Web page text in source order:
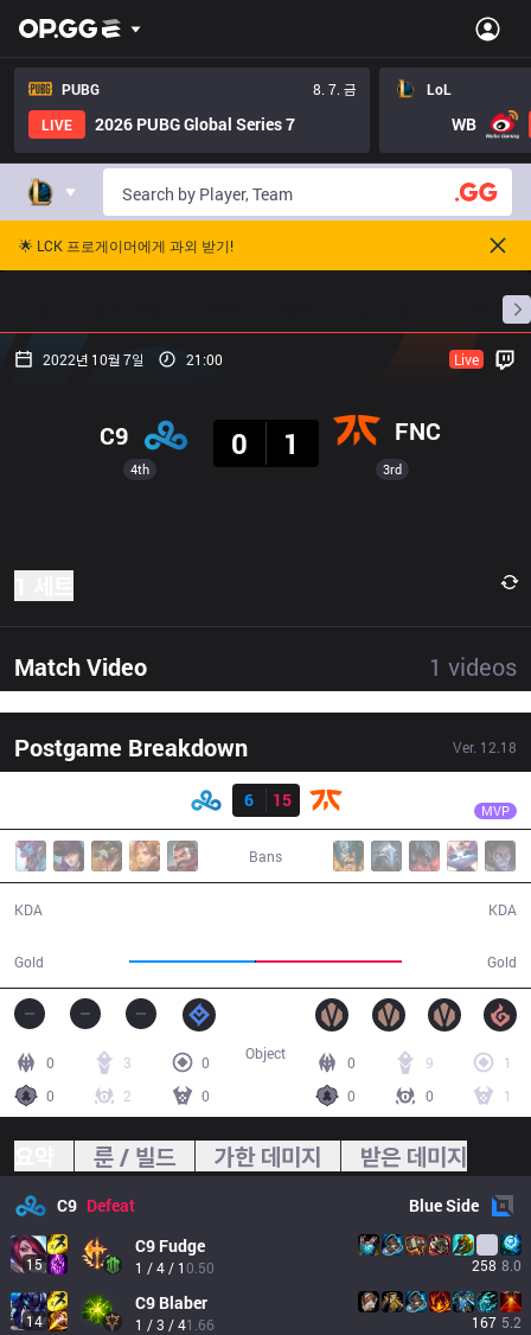
PUBG
8. 7. 금
LIVE
2026 PUBG Global Series 7
LoL
WB
🌟 LCK 프로게이머에게 과외 받기!
프로빌
2022년 10월 7일 21:00 Live
4th
C9
0
1 FNC
3rd
Match Video 1 videos
Postgame Breakdown Ver. 12.18
6
15 MVP
Bans
KDA
Gold Gold
KDA
0 3
0
0
2 0
0 9
1
0
0 1
Object
룬 / 빌드 가한 데미지 받은 데미지
C9 Defeat BlueSide
15
C9 Fudge
1 / 4 / 10.50 258 8.0
14
C9 Blaber
1 / 3 / 41.66 167 5.2